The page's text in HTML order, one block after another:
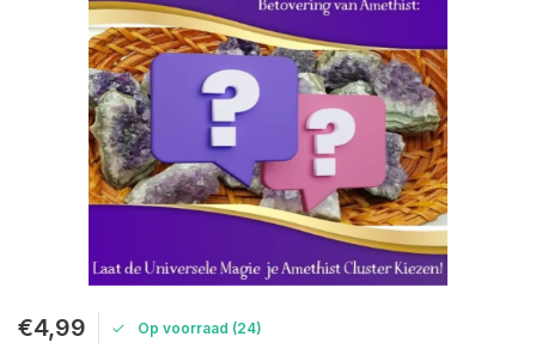
€4,99 Op voorraad (24)